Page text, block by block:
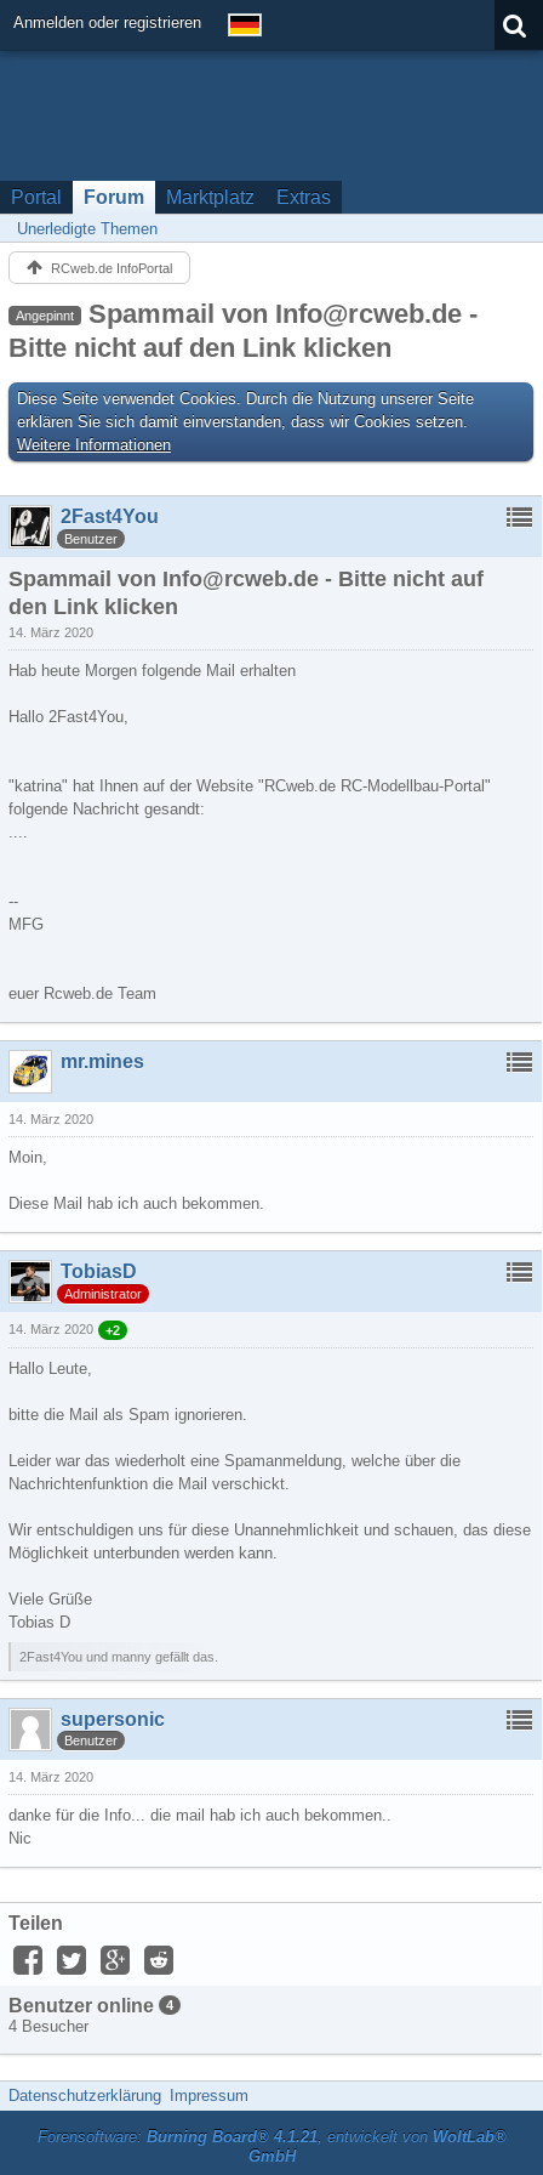
Anmelden oder registrieren
Portal Forum Marktplatz Extras
Unerledigte Themen
RCweb.de InfoPortal
Angepinnt
Spammail von Info@rcweb.de -
Bitte nicht auf den Link klicken
Diese Seite verwendet Cookies. Durch die Nutzung unserer Seite
erklären Sie sich damit einverstanden, dass wir Cookies setzen.
Weitere Informationen
2Fast4You
Benutzer
Spammail von Info@rcweb.de - Bitte nicht auf
den Link klicken
14. März 2020
Hab heute Morgen folgende Mail erhalten
Hallo 2Fast4You,
"katrina" hat Ihnen auf der Website "RCweb.de RC-Modellbau-Portal"
folgende Nachricht gesandt:
....
--
MFG
euer Rcweb.de Team
mr.mines
14. März 2020
Moin,
Diese Mail hab ich auch bekommen.
TobiasD
Administrator
14. März 2020 +2
Hallo Leute,
bitte die Mail als Spam ignorieren.
Leider war das wiederholt eine Spamanmeldung, welche über die
Nachrichtenfunktion die Mail verschickt.
Wir entschuldigen uns für diese Unannehmlichkeit und schauen, das diese
Möglichkeit unterbunden werden kann.
Viele Grüße
Tobias D
2Fast4You und manny gefällt das.
supersonic
Benutzer
14. März 2020
danke für die Info... die mail hab ich auch bekommen..
Nic
Teilen
Benutzer online 4
4 Besucher
Datenschutzerklärung Impressum
Forensoftware: Burning Board® 4.1.21, entwickelt von WoltLab®
GmbH